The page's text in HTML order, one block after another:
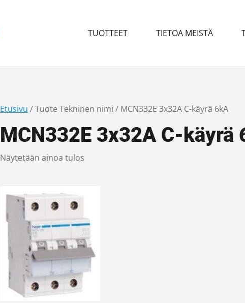
TUOTTEET TIETOA MEISTÄ
Etusivu / Tuote Tekninen nimi / MCN332E 3x32A C-käyrä 6kA
MCN332E 3x32A C-käyrä
Näytetään ainoa tulos